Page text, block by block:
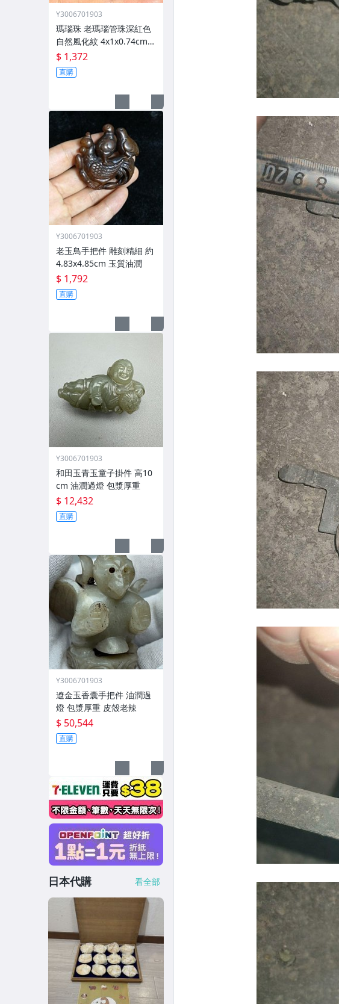
Y3006701903
瑪瑙珠 老瑪瑙管珠深紅色
自然風化紋 4x1x0.74cm
手感厚重
$ 1,372
直購
Y3006701903
老玉鳥手把件 雕刻精細 約
4.83x4.85cm 玉質油潤
$ 1,792
直購
Y3006701903
和田玉青玉童子掛件 高10
cm 油潤過燈 包漿厚重
$ 12,432
直購
Y3006701903
遼金玉香囊手把件 油潤過
燈 包漿厚重 皮殼老辣
$ 50,544
直購
日本代購 看全部